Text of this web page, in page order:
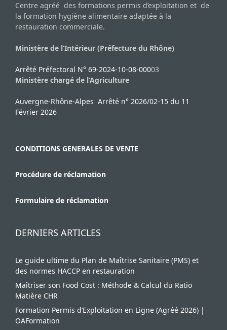
Centre agréé des formations permis d’exploitation et de
la formation hygiène alimentaire adaptée à la
restauration commerciale.
Ministère de l’Intérieur (Préfecture du Rhône)
Arrêté Préfectoral N° 69-2024-10-08-00003
Ministère chargé de l’Agriculture
Auvergne-Rhône-Alpes Arrêté n° 2026/02-15 du 11
Février 2026
CONDITIONS GENERALES DE VENTE
Procédure de réclamation
Formulaire de réclamation
DERNIERS ARTICLES
Le guide ultime du Plan de Maîtrise Sanitaire (PMS) et
des normes HACCP en restauration
Maîtriser son Food Cost : Méthode & Calcul du Ratio
Matière CHR
Formation Permis d’Exploitation en Ligne (Agréé 2026) |
OAFormation